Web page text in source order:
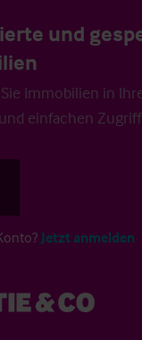
und
Immobilien in
einfachen
Jetzt anmelden